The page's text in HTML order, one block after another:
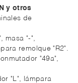
y otros
de
masa "-",
remolque "R2".
"49a",
"L", lámpara